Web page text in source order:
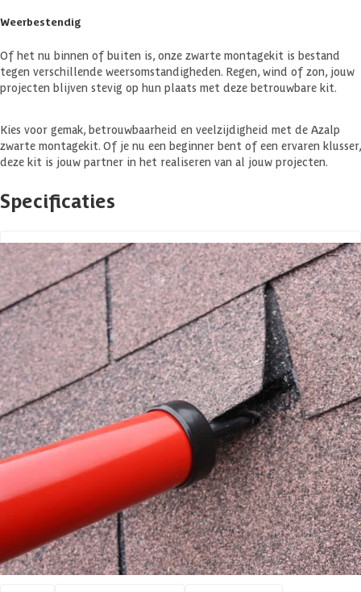
Weerbestendig
Of het nu binnen of buiten is, onze zwarte montagekit is bestand
tegen verschillende weersomstandigheden. Regen, wind of zon, jouw
projecten blijven stevig op hun plaats met deze betrouwbare kit.
Kies voor gemak, betrouwbaarheid en veelzijdigheid met de Azalp
zwarte montagekit. Of je nu een beginner bent of een ervaren klusser,
deze kit is jouw partner in het realiseren van al jouw projecten.
Specificaties
Belangrijke specificaties
Merk Azalp
Levertijd 1-3 werkdagen
Type Afwerking
Azalp artikelcode 12-168-0002-0
EAN-code 1009178492463
Shop meer